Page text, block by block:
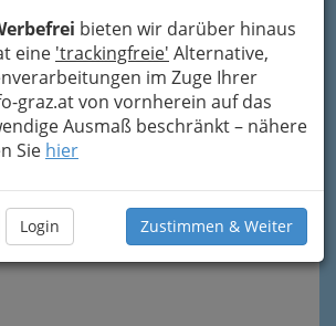
bieten wir darüber hinaus
eine 'trackingfreie' Alternative,
im Zuge Ihrer
graz.at von vornherein auf das
Ausmaß beschränkt – nähere
Sie hier
Login Zustimmen & Weiter
Bereich vonHumor,
...., die derzeit in Graz
haben Sie die
Klick auf den Infoknopf
rechts
Artikel über Kleinkunst in Graz
erfahren Sie mehr über die
Kulturangebot in Graz.